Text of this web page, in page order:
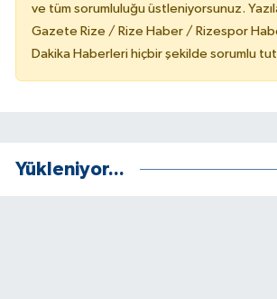
ve tüm sorumluluğu üstleniyorsunuz.
Gazete Rize / Rize Haber / Rizespor
Dakika Haberleri hiçbir şekilde sorumlu
Yükleniyor...